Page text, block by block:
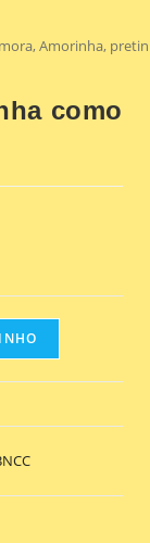
Amorinha,
como